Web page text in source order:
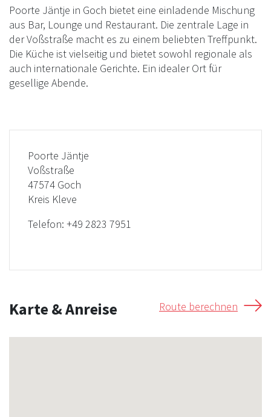
Poorte Jäntje in Goch bietet eine einladende Mischung
aus Bar, Lounge und Restaurant. Die zentrale Lage in
der Voßstraße macht es zu einem beliebten Treffpunkt.
Die Küche ist vielseitig und bietet sowohl regionale als
auch internationale Gerichte. Ein idealer Ort für
gesellige Abende.
Poorte Jäntje
Voßstraße
47574 Goch
Kreis Kleve
Telefon: +49 2823 7951
Karte & Anreise Route berechnen